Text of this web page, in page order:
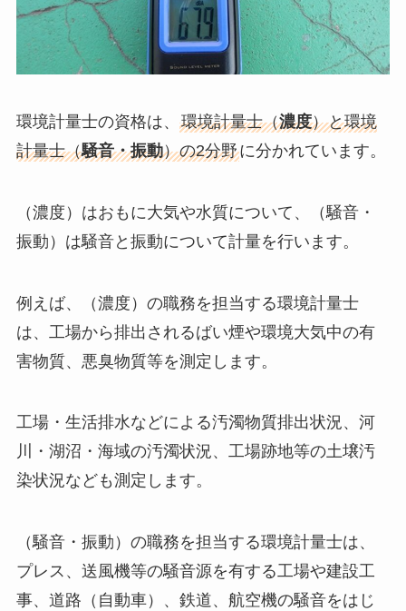
環境計量士の資格は、 環境計量士（濃度）と環境
計量士（騒音・振動）の2分野に分かれています。
（濃度）はおもに大気や水質について、（騒音・
振動）は騒音と振動について計量を行います。
例えば、（濃度）の職務を担当する環境計量士
は、工場から排出されるばい煙や環境大気中の有
害物質、悪臭物質等を測定します。
工場・生活排水などによる汚濁物質排出状況、河
川・湖沼・海域の汚濁状況、工場跡地等の土壌汚
染状況なども測定します。
（騒音・振動）の職務を担当する環境計量士は、
プレス、送風機等の騒音源を有する工場や建設工
事、道路（自動車）、鉄道、航空機の騒音をはじ